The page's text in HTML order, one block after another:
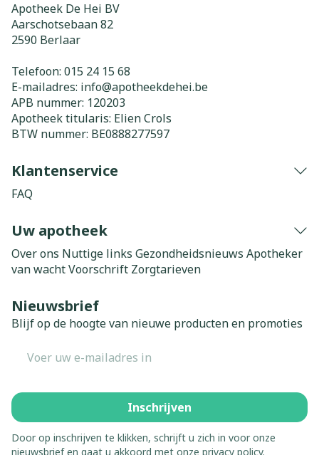
Apotheek De Hei BV
Aarschotsebaan 82
2590 Berlaar
Telefoon: 015 24 15 68
E-mailadres: info@apotheekdehei.be
APB nummer: 120203
Apotheek titularis: Elien Crols
BTW nummer: BE0888277597
Klantenservice
FAQ
Uw apotheek
Over ons Nuttige links Gezondheidsnieuws Apotheker
van wachtVoorschrift Zorgtarieven
Nieuwsbrief
Blijf op de hoogte van nieuwe producten en promoties
Inschrijven
Door op inschrijven te klikken, schrijft u zich in voor onze
nieuwsbrief en gaat u akkoord met onze privacy policy.